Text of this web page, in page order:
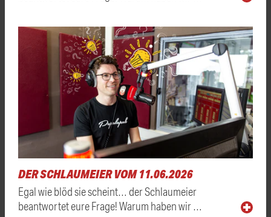
DER SCHLAUMEIER VOM 11.06.2026
Egal wie blöd sie scheint… der Schlaumeier
beantwortet eure Frage! Warum haben wir …